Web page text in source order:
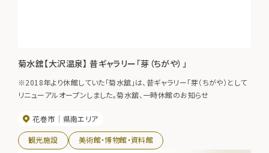
菊水舘【大沢温泉】 昔ギャラリー「芽（ちがや）」
※2018年より休館していた「菊水舘」は、昔ギャラリー「芽（ちがや）として
リニューアルオープンしました。菊水舘、一時休館のお知らせ
花巻市 県南エリア
観光施設 美術館・博物館・資料館